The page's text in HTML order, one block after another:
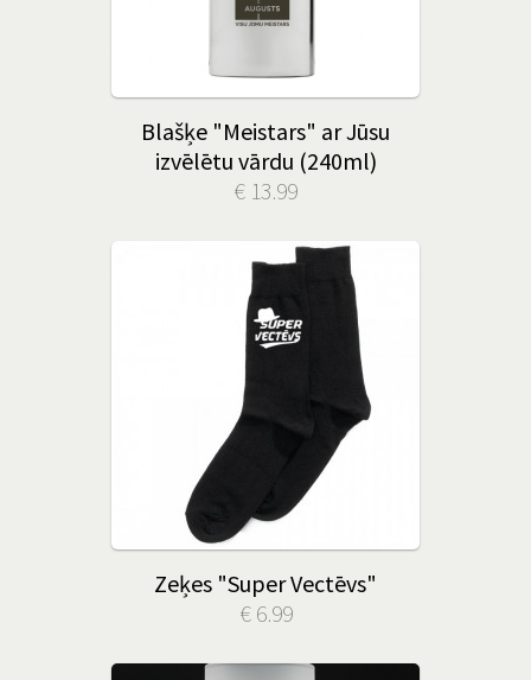
Blašķe "Meistars" ar Jūsu
izvēlētu vārdu (240ml)
€ 13.99
Zeķes "Super Vectēvs"
€ 6.99